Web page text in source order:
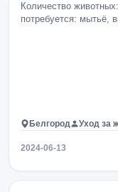
Количество
потребуется: мытьё,
Белгород Уход за
2024-06-13